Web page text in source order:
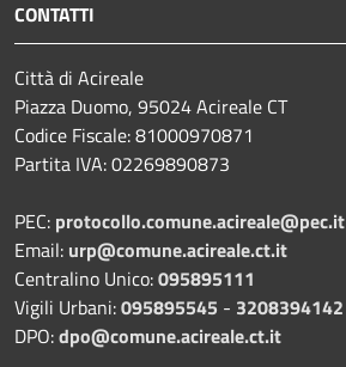
CONTATTI
Città di Acireale
Piazza Duomo, 95024 Acireale CT
Codice Fiscale: 81000970871
Partita IVA: 02269890873
PEC: protocollo.comune.acireale@pec.it
Email: urp@comune.acireale.ct.it
Centralino Unico:095895111
Vigili Urbani:095895545 - 3208394142
DPO:dpo@comune.acireale.ct.it